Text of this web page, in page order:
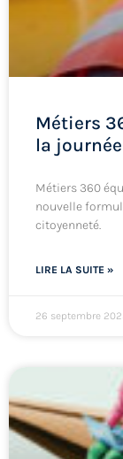
Métiers
la
Métiers 360
nouvelle
citoyenneté.
LIRE LA SUITE »
26 septembre